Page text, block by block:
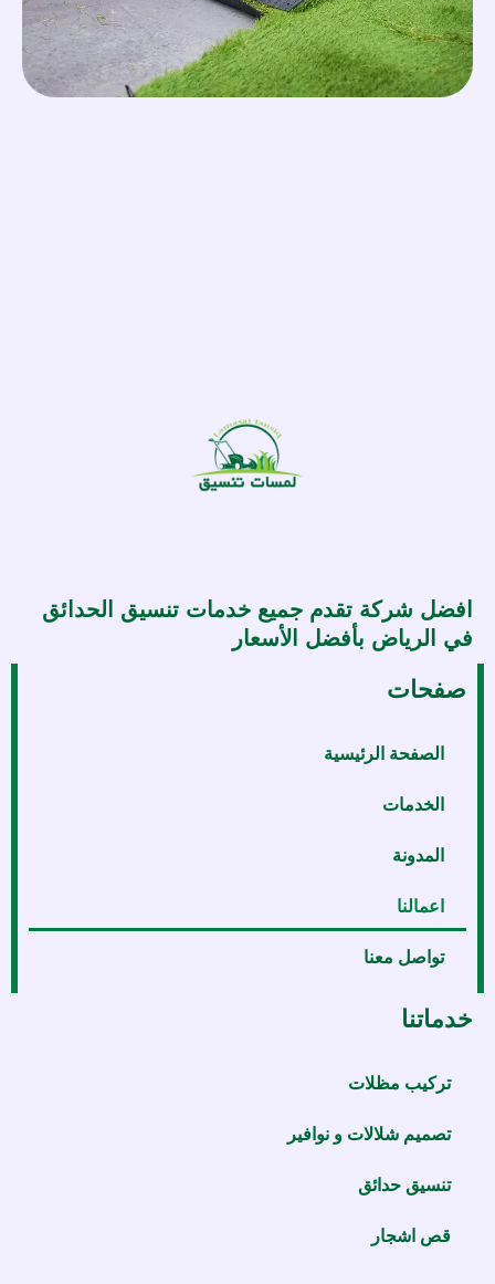
افضل شركة تقدم جميع خدمات تنسيق الحدائق
في الرياض بأفضل الأسعار
صفحات
الصفحة الرئيسية
الخدمات
المدونة
اعمالنا
تواصل معنا
خدماتنا
تركيب مظلات
تصميم شلالات و نوافير
تنسيق حدائق
قص اشجار